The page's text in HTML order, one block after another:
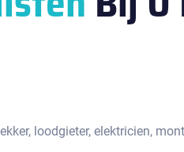
loodgieter, elektricien,